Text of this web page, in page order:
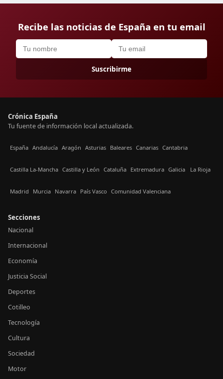
Recibe las noticias de España en tu email
Suscribirme
Crónica España
Tu fuente de información local actualizada.
España Andalucía Aragón Asturias Baleares Canarias Cantabria
Castilla La-Mancha Castilla y León Cataluña Extremadura Galicia La Rioja
Madrid Murcia Navarra País Vasco Comunidad Valenciana
Secciones
Nacional
Internacional
Economía
Justicia Social
Deportes
Cotilleo
Tecnología
Cultura
Sociedad
Motor